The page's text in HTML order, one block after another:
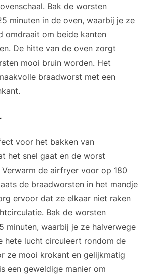
Bak de worsten
minuten in de oven, waarbij je ze
omdraait om beide kanten
De hitte van de oven zorgt
mooi bruin worden. Het
braadworst met een
voor het bakken van
het snel gaat en de worst
de airfryer voor op 180
de braadworsten in het mandje
ervoor dat ze elkaar niet raken
Bak de worsten
minuten, waarbij je ze halverwege
hete lucht circuleert rondom de
ze mooi krokant en gelijkmatig
een geweldige manier om